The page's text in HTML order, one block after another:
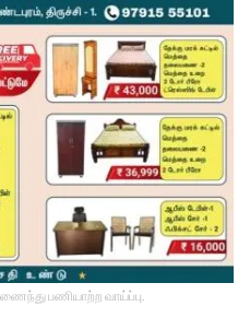
பணியாற்ற வாய்ப்பு.